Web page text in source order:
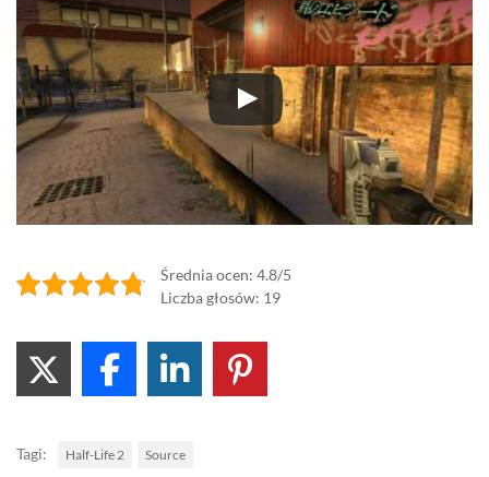
Średnia ocen: 4.8/5
Liczba głosów: 19
Tagi: Half-Life 2 Source